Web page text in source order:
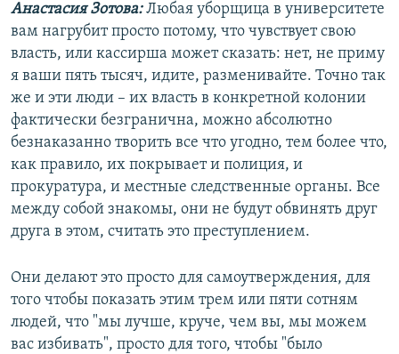
Анастасия Зотова:Любая уборщица в университете
вам нагрубит просто потому, что чувствует свою
власть, или кассирша может сказать: нет, не приму
я ваши пять тысяч, идите, разменивайте. Точно так
же и эти люди – их власть в конкретной колонии
фактически безгранична, можно абсолютно
безнаказанно творить все что угодно, тем более что,
как правило, их покрывает и полиция, и
прокуратура, и местные следственные органы. Все
между собой знакомы, они не будут обвинять друг
друга в этом, считать это преступлением.
Они делают это просто для самоутверждения, для
того чтобы показать этим трем или пяти сотням
людей, что "мы лучше, круче, чем вы, мы можем
вас избивать", просто для того, чтобы "было